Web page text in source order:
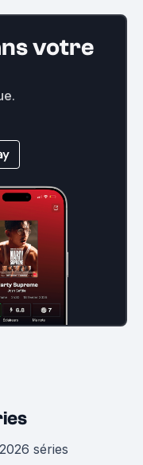
votre
séries